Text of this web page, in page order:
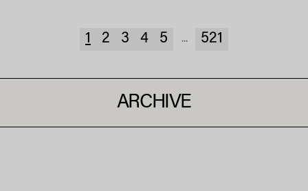
1 2 3 4 5 ... 521
ARCHIVE